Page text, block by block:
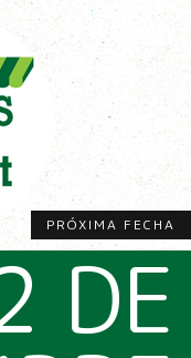
PRÓXIMA FECHA
DE